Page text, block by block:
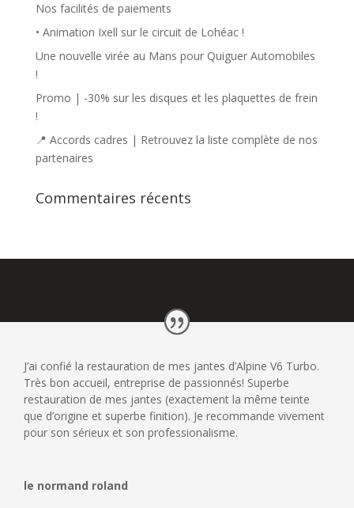
Nos facilités de paiements
• Animation Ixell sur le circuit de Lohéac !
Une nouvelle virée au Mans pour Quiguer Automobiles
!
Promo | -30% sur les disques et les plaquettes de frein
!
📍 Accords cadres | Retrouvez la liste complète de nos
partenaires
Commentaires récents
J’ai confié la restauration de mes jantes d’Alpine V6 Turbo.
Très bon accueil, entreprise de passionnés! Superbe
restauration de mes jantes (exactement la même teinte
que d’origine et superbe finition). Je recommande vivement
pour son sérieux et son professionalisme.
le normand roland